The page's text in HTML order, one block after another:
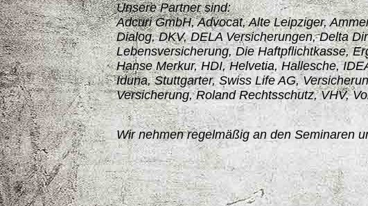
Unsere Partner sind:
Adcuri GmbH, Advocat, Alte Leipziger,
Dialog, DKV, DELA Versicherungen, Delta
Lebensversicherung, Die Haftpflichtkasse,
Hanse Merkur, HDI, Helvetia, Hallesche,
Iduna, Stuttgarter, Swiss Life AG,
Versicherung, Roland Rechtsschutz, VHV,
Wir nehmen regelmäßig an den Seminaren